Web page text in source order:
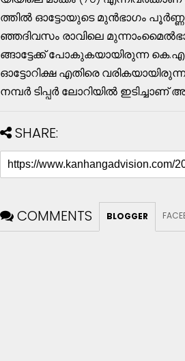
ത്തില്‍ ഓട്ടോയുടെ മുന്‍ഭാഗം
ഞ്ഞദിവസം രാവിലെ
ങ്ങാട്ടേക്ക്‌ പോകുകയായിരുന്ന
ഓട്ടോറിക്ഷ എതിരെ
നമ്പര്‍ ടിപ്പര്‍ ലോറിയില്‍ ഇടിച്ചാണ്‌
SHARE:
COMMENTS BLOGGER